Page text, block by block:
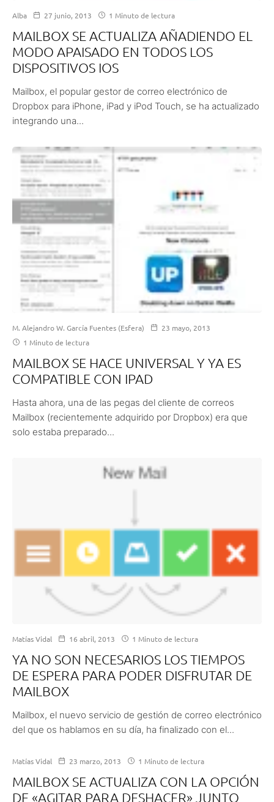
Alba 27 junio, 2013 1 Minuto de lectura
MAILBOX SE ACTUALIZA AÑADIENDO EL
MODO APAISADO EN TODOS LOS
DISPOSITIVOS IOS
Mailbox, el popular gestor de correo electrónico de
Dropbox para iPhone, iPad y iPod Touch, se ha actualizado
integrando una...
M. Alejandro W. García Fuentes (Esfera)
23 mayo, 2013
1 Minuto de lectura
MAILBOX SE HACE UNIVERSAL Y YA ES
COMPATIBLE CON IPAD
Hasta ahora, una de las pegas del cliente de correos
Mailbox (recientemente adquirido por Dropbox) era que
solo estaba preparado...
Matías Vidal 16 abril, 2013 1 Minuto de lectura
YA NO SON NECESARIOS LOS TIEMPOS
DE ESPERA PARA PODER DISFRUTAR DE
MAILBOX
Mailbox, el nuevo servicio de gestión de correo electrónico
del que os hablamos en su día, ha finalizado con el...
Matías Vidal 23 marzo, 2013 1 Minuto de lectura
MAILBOX SE ACTUALIZA CON LA OPCIÓN
DE «AGITAR PARA DESHACER» JUNTO